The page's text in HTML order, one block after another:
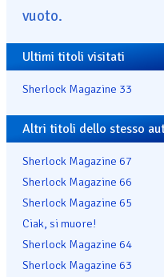
vuoto.
Ultimi titoli visitati
Sherlock Magazine 33
Altri titoli dello stesso
Sherlock Magazine 67
Sherlock Magazine 66
Sherlock Magazine 65
Ciak, si muore!
Sherlock Magazine 64
Sherlock Magazine 63